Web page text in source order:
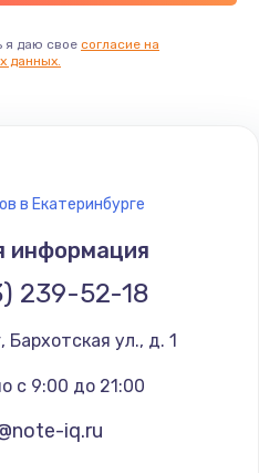
я даю свое согласие на
данных.
в Екатеринбурге
информация
239-52-18
, Бархотская ул., д. 1
с 9:00 до 21:00
iq.ru